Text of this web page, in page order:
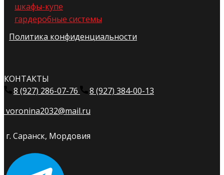
шкафы-купе
гардеробные системы
Политика конфиденциальности
КОНТАКТЫ
8 (927) 286-07-76
8 (927) 384-00-13
voronina2032@mail.ru
г. Саранск, Мордовия